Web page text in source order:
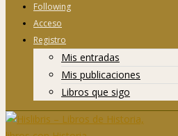
Following
Acceso
Registro
Mis entradas
Mis publicaciones
Libros que sigo